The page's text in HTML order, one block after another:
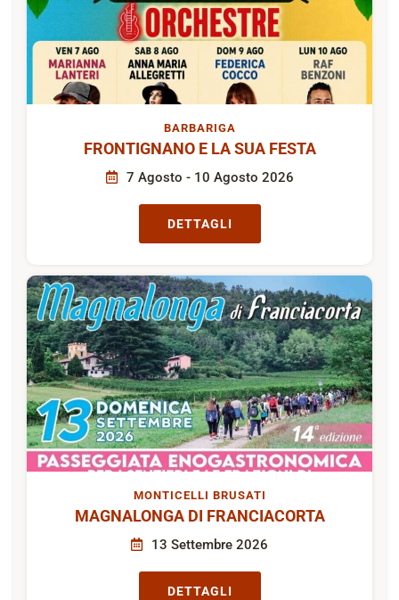
BARBARIGA
FRONTIGNANO E LA SUA FESTA
7 Agosto - 10 Agosto 2026
DETTAGLI
MONTICELLI BRUSATI
MAGNALONGA DI FRANCIACORTA
13 Settembre 2026
DETTAGLI